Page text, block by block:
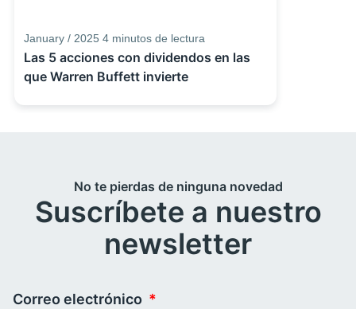
January / 2025 4 minutos de lectura
Las 5 acciones con dividendos en las
que Warren Buffett invierte
No te pierdas de ninguna novedad
Suscríbete a nuestro
newsletter
Correo electrónico